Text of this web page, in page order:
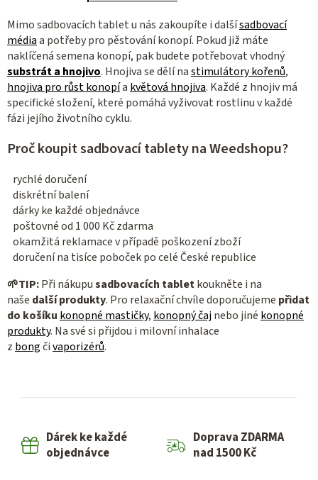
v
k
y
v
ý
p
i
u
Mimo sadbovacích tablet u nás zakoupíte i dalšísadbovací
médiaa potřeby pro pěstování konopí. Pokud již máte
naklíčená semena konopí, pak budete potřebovat vhodný
substrát a hnojivo. Hnojiva se dělí nastimulátory kořenů,
hnojiva pro růst konopía květová hnojiva. Každé z hnojiv má
specifické složení, které pomáhá vyživovat rostlinu v každé
fázi jejího životního cyklu.
Proč koupit sadbovací tablety na Weedshopu?
rychlé doručení
diskrétní balení
dárky ke každé objednávce
poštovné od 1 000 Kč zdarma
okamžitá reklamace v případě poškození zboží
doručení na tisíce poboček po celé České republice
🌱TIP:Při nákupusadbovacích tabletkoukněte i na
naše další produkty. Pro relaxační chvíle doporučujeme přidat
do košíku konopné mastičky, konopný čajnebo jiné konopné
produkty. Na své si přijdou i milovní inhalace
z bongčivaporizérů.
Dárek ke každé
objednávce
Doprava ZDARMA
nad 1500 Kč